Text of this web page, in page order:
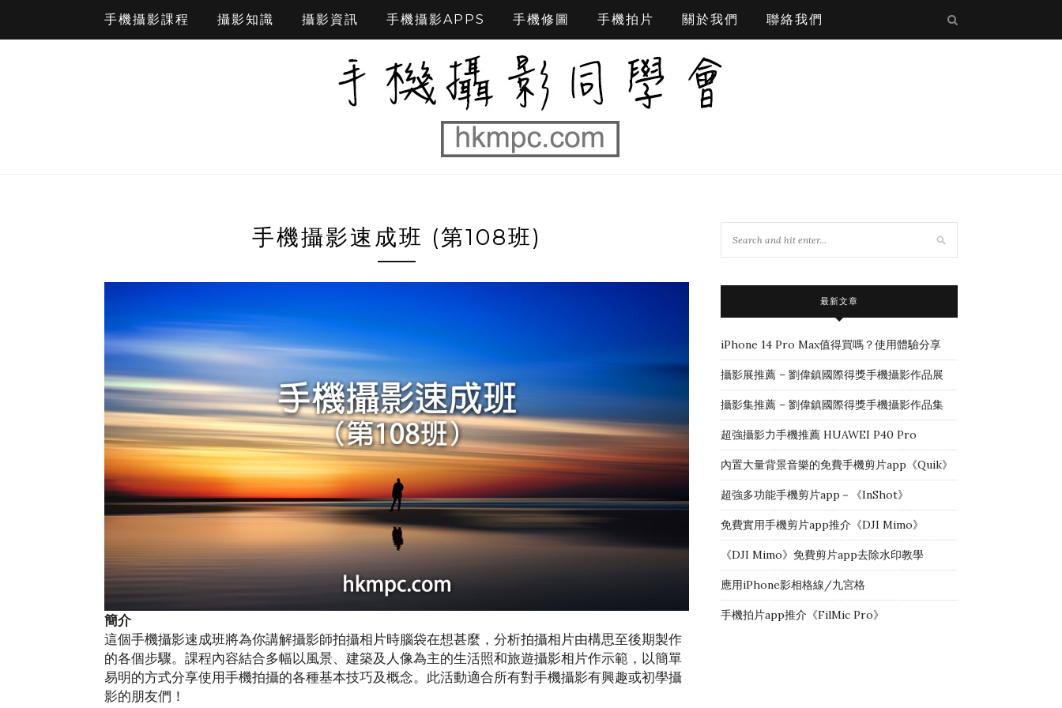
手機攝影課程 攝影知識 攝影資訊 手機攝影APPS 手機修圖 手機拍片 關於我們 聯絡我們
手機攝影速成班 (第108班)
簡介
這個手機攝影速成班將為你講解攝影師拍攝相片時腦袋在想甚麼，分析拍攝相片由構思至後期製作
的各個步驟。課程內容結合多幅以風景、建築及人像為主的生活照和旅遊攝影相片作示範，以簡單
易明的方式分享使用手機拍攝的各種基本技巧及概念。此活動適合所有對手機攝影有興趣或初學攝
影的朋友們！
最新文章
iPhone 14 Pro Max值得買嗎？使用體驗分享
攝影展推薦 – 劉偉鎮國際得獎手機攝影作品展
攝影集推薦 – 劉偉鎮國際得獎手機攝影作品集
超強攝影力手機推薦 HUAWEI P40 Pro
內置大量背景音樂的免費手機剪片app《Quik》
超強多功能手機剪片app－《InShot》
免費實用手機剪片app推介《DJI Mimo》
《DJI Mimo》免費剪片app去除水印教學
應用iPhone影相格線/九宮格
手機拍片app推介《FilMic Pro》